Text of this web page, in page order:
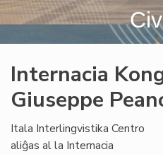
Internacia
Giuseppe
Itala Interlingvistika Centro
aliĝas al la Internacia